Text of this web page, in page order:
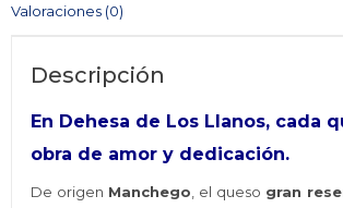
cantidad
Valoraciones (0)
Descripción
En Dehesa de Los Llanos, cada
obra de amor y dedicación.
De origen Manchego, el queso gran